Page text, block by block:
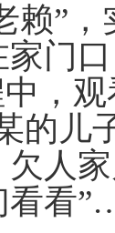
赖”
门
，
的儿
人
看看